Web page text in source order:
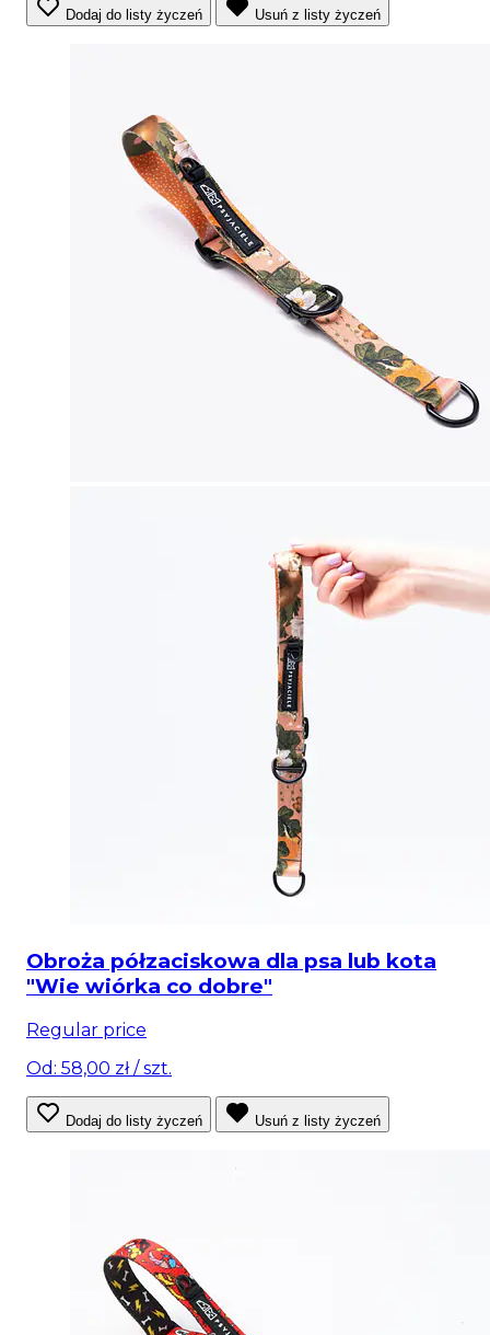
Dodaj do listy życzeń Usuń z listy życzeń
Obroża półzaciskowa dla psa lub kota
"Wie wiórka co dobre"
Regular price
Od: 58,00 zł/ szt.
Dodaj do listy życzeń Usuń z listy życzeń